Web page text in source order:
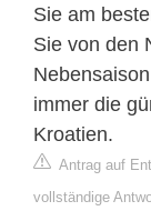
Sie am
Sie von den
immer die
Kroatien.
Antrag auf
vollständige